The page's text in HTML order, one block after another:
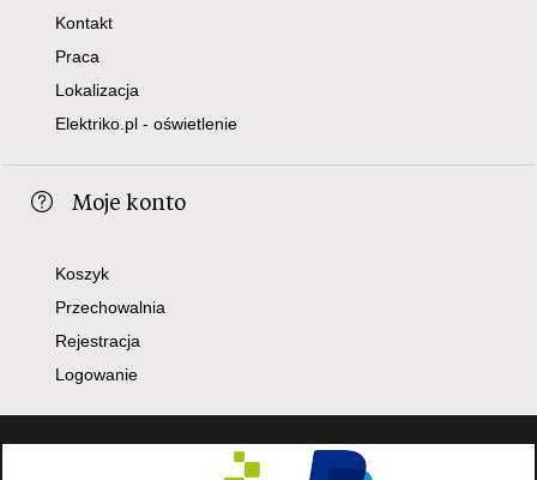
Kontakt
Praca
Lokalizacja
Elektriko.pl - oświetlenie
Moje konto
Koszyk
Przechowalnia
Rejestracja
Logowanie